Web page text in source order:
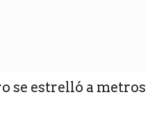
se estrelló a metros